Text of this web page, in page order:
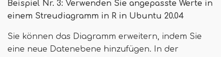
Beispiel Nr. 3: Verwenden Sie angepasste Werte in
einem Streudiagramm in R in Ubuntu 20.04
Sie können das Diagramm erweitern, indem Sie
eine neue Datenebene hinzufügen. In der